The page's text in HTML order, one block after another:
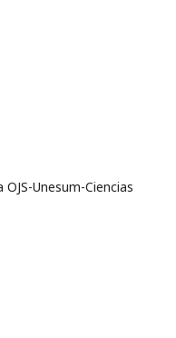
Unesum-Ciencias